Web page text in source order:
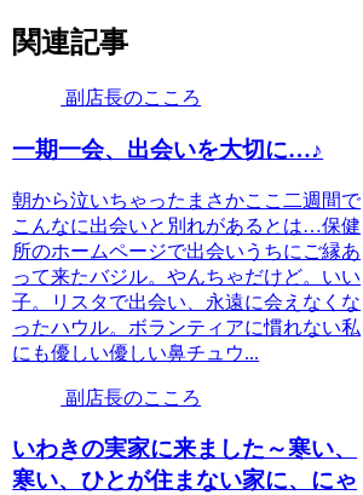
関連記事
副店長のこころ
一期一会、出会いを大切に…♪
朝から泣いちゃったまさかここ二週間で
こんなに出会いと別れがあるとは…保健
所のホームページで出会いうちにご縁あ
って来たバジル。やんちゃだけど。いい
子。リスタで出会い、永遠に会えなくな
ったハウル。ボランティアに慣れない私
にも優しい優しい鼻チュウ...
副店長のこころ
いわきの実家に来ました～寒い、
寒い、ひとが住まない家に、にゃ